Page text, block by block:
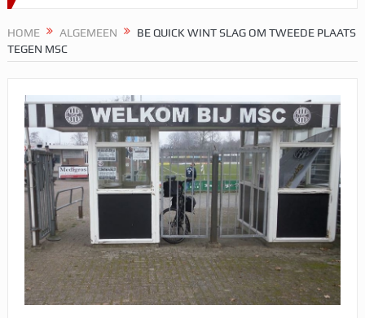
HOME ALGEMEEN
BE QUICK WINT SLAG OM TWEEDE PLAATS
TEGEN MSC